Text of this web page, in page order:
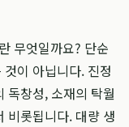
무엇일까요? 단순
이 아닙니다. 진정
독창성, 소재의 탁월
비롯됩니다. 대량 생